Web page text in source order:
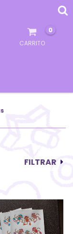
CARRITO
0
FILTRAR